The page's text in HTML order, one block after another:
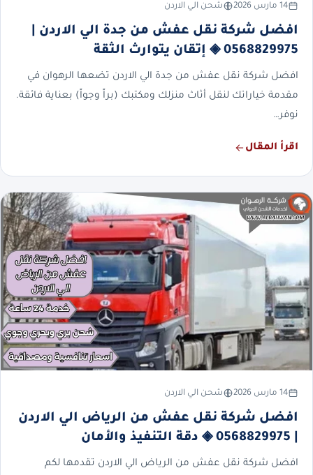
14 مارس 2026 شحن الي الاردن
افضل شركة نقل عفش من جدة الي الاردن |
0568829975 ◈ إتقان يتوارث الثقة
افضل شركة نقل عفش من جدة الي الاردن تضعها الرهوان في
مقدمة خياراتك لنقل أثاث منزلك ومكتبك (براً وجواً) بعناية فائقة.
نوفر…
اقرأ المقال
14 مارس 2026 شحن الي الاردن
افضل شركة نقل عفش من الرياض الي الاردن
افضل شركة نقل عفش من الرياض الي الاردن تقدمها لكم